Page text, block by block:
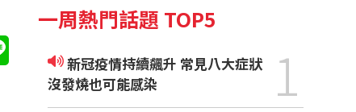
一周熱門話題 TOP5
新冠疫情持續飆升 常見八大症狀
沒發燒也可能感染
1